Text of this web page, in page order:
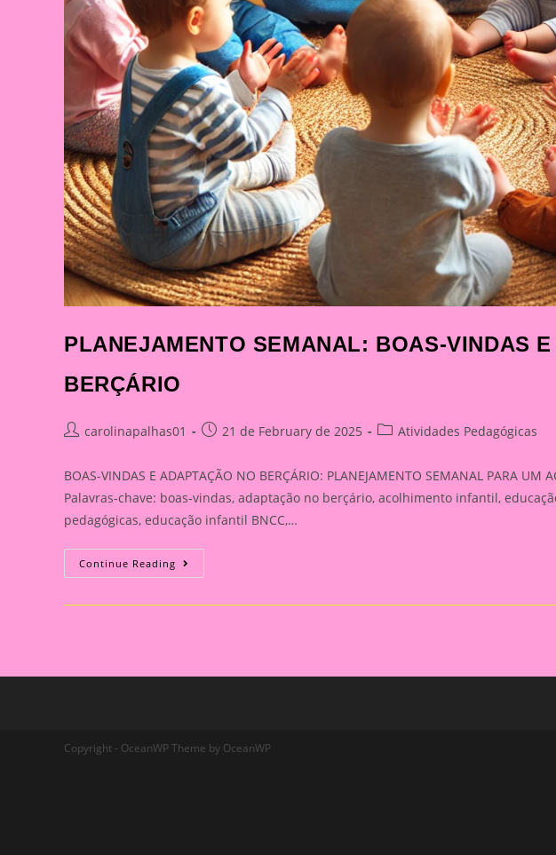
PLANEJAMENTO SEMANAL: BOAS-VINDAS
BERÇÁRIO
Postcarolinapalhas01
Post21 de February de 2025
PostAtividades Pedagógicas
BOAS-VINDAS E ADAPTAÇÃO NO BERÇÁRIO: PLANEJAMENTO SEMANAL PARA UM
Palavras-chave: boas-vindas, adaptação no berçário, acolhimento infantil,
pedagógicas, educação infantil BNCC,…
Continue Reading PLANEJAMENTO
SEMANAL:
VINDAS
Copyright - OceanWP Theme by OceanWP